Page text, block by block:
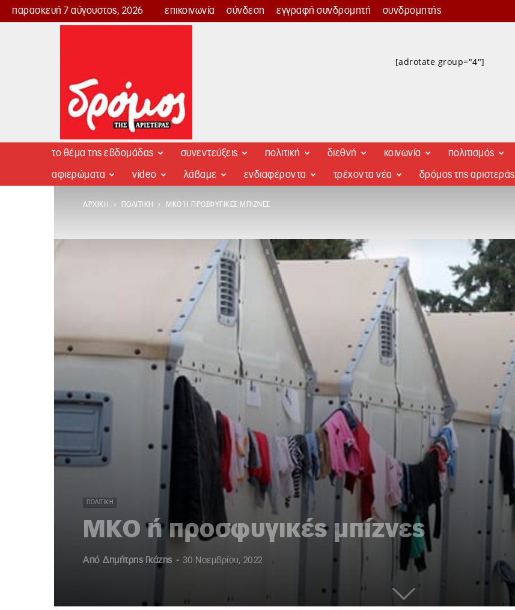
παρασκευή 7 αύγουστος, 2026 επικοινωνία σύνδεση εγγραφή συνδρομητή συνδρομητής
Δρόμος
[adrotate group="4"]
το θέμα της εβδομάδας συνεντεύξεις πολιτική διεθνή κοινωνία πολιτισμός
αφιερώματα video λάβαμε ενδιαφέροντα τρέχοντα νέα δρόμος της αριστεράς
ΑΡΧΙΚΉ ΠΟΛΙΤΙΚΉ ΜΚΟ Ή ΠΡΟΣΦΥΓΙΚΈΣ ΜΠΊΖΝΕΣ
ΠΟΛΙΤΙΚΉ
ΜΚΟ ή προσφυγικές μπίζνες
Από Δημήτρης Γκάζης - 30 Νοεμβρίου, 2022